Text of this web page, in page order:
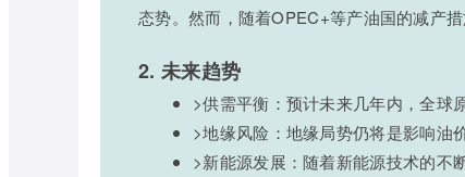
态势。然而，随着OPEC+等产油国的减产
2. 未来趋势
>供需平衡：预计未来几年内，全球
>地缘风险：地缘局势仍将是影响油
>新能源发展：随着新能源技术的不